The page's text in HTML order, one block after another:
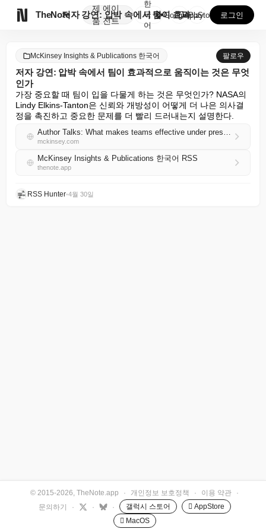
TheNote
제
품
에이
전트
저자 강연: 압박 속에서 팀이 효과적으로 움직이는 것은...
한
국
어
GooglePlay
AppStore 로그인
McKinsey Insights & Publications 한국어 팔로우
저자 강연: 압박 속에서 팀이 효과적으로 움직이는 것은 무엇
인가
가장 중요할 때 팀이 입을 다물게 하는 것은 무엇인가? NASA의
Lindy Elkins-Tanton은 신뢰와 개방성이 어떻게 더 나은 의사결
정을 촉진하고 중요한 문제를 더 빨리 드러내는지 설명한다.
Author Talks: What makes teams effective under pressure
mckinsey.com
McKinsey Insights & Publications 한국어 RSS
thenote.app
RSS Hunter•4월 30일
© 2015-2026, TheNote.app · 개인정보 보호정책 · 이용 약관
·
문의하기
· · · 갤럭시 스토어
 AppStore
 MacOS